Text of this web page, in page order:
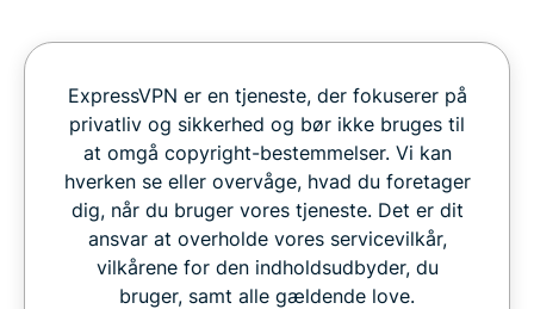
ExpressVPN er en tjeneste, der fokuserer på
privatliv og sikkerhed og bør ikke bruges til
at omgå copyright-bestemmelser. Vi kan
hverken se eller overvåge, hvad du foretager
dig, når du bruger vores tjeneste. Det er dit
ansvar at overholde vores servicevilkår,
vilkårene for den indholdsudbyder, du
bruger, samt alle gældende love.